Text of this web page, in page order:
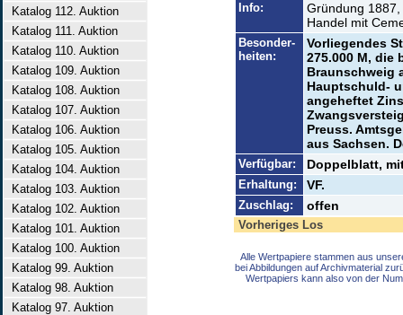
Katalog 112. Auktion
Katalog 111. Auktion
Katalog 110. Auktion
Katalog 109. Auktion
Katalog 108. Auktion
Katalog 107. Auktion
Katalog 106. Auktion
Katalog 105. Auktion
Katalog 104. Auktion
Katalog 103. Auktion
Katalog 102. Auktion
Katalog 101. Auktion
Katalog 100. Auktion
Katalog 99. Auktion
Katalog 98. Auktion
Katalog 97. Auktion
Info:
Gründung
Handel mit
Besonder-
heiten:
Vorliegendes
275.000 M, die
Braunschweig
Hauptschuld-
angeheftet
Preuss.
aus Sachsen.
Verfügbar: Doppelblatt,
Erhaltung: VF.
Zuschlag: offen
Vorheriges Los
Alle Wertpapiere stammen aus
bei Abbildungen auf Archivmaterial
Wertpapiers kann also von der